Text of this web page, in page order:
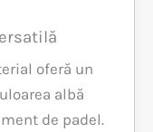
oferă un
albă
de padel.